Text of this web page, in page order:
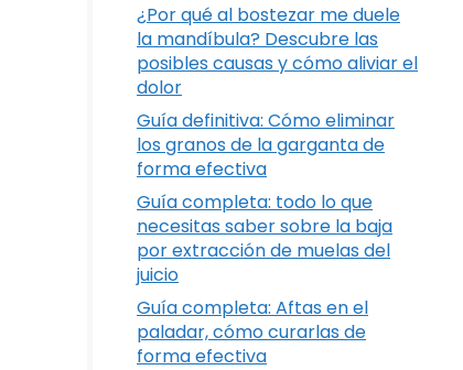
¿Por qué al bostezar me duele
la mandíbula? Descubre las
posibles causas y cómo aliviar el
dolor
Guía definitiva: Cómo eliminar
los granos de la garganta de
forma efectiva
Guía completa: todo lo que
necesitas saber sobre la baja
por extracción de muelas del
juicio
Guía completa: Aftas en el
paladar, cómo curarlas de
forma efectiva